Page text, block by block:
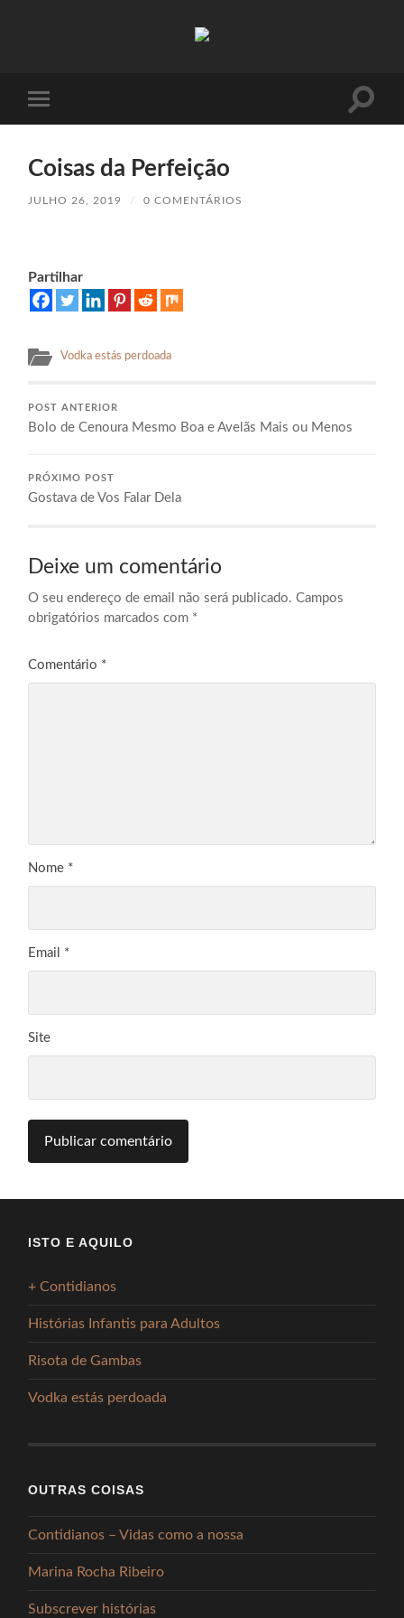
mobile
Toggle
Coisas da Perfeição
JULHO 26, 2019 / 0 COMENTÁRIOS
Partilhar
Vodka estás perdoada
POST ANTERIOR
Bolo de Cenoura Mesmo Boa e Avelãs Mais ou Menos
PRÓXIMO POST
Gostava de Vos Falar Dela
Deixe um comentário
O seu endereço de email não será publicado. Campos
obrigatórios marcados com *
Comentário *
Nome *
Email *
Site
ISTO E AQUILO
+ Contidianos
Histórias Infantis para Adultos
Risota de Gambas
Vodka estás perdoada
OUTRAS COISAS
Contidianos – Vidas como a nossa
Marina Rocha Ribeiro
Subscrever histórias